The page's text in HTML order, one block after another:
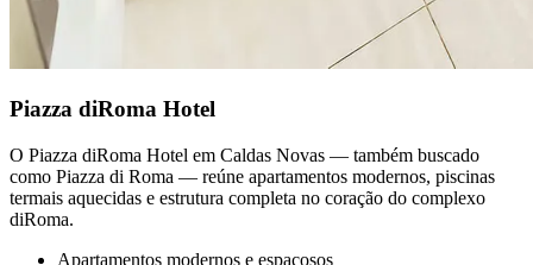
Piazza diRoma Hotel
O Piazza diRoma Hotel em Caldas Novas — também buscado
como Piazza di Roma — reúne apartamentos modernos, piscinas
termais aquecidas e estrutura completa no coração do complexo
diRoma.
Apartamentos modernos e espaçosos